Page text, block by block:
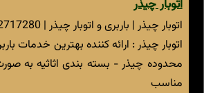
اتوبار چیذر
اتوبار چیذر | باربری و اتوبار چیذر | 22717280
اتوبار چیذر : ارائه کننده بهترین خدمات
محدوده چیذر - بسته بندی اثاثیه به
مناسب